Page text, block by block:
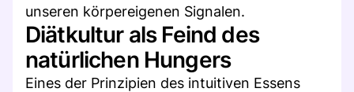
unseren körpereigenen Signalen.
Diätkultur als Feind des
natürlichen Hungers
Eines der Prinzipien des intuitiven Essens